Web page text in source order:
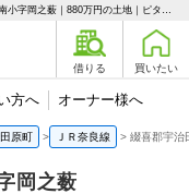
綴喜郡宇治田原町大字南小字岡之薮 京都府綴喜郡宇治田原町大字南小字岡之薮｜880万円の土地｜ピタットハウス小倉店 未来Design株式会社
借りる 買いたい
方へ オーナー様へ
原町 ＪＲ奈良線 綴喜郡宇治
岡之薮